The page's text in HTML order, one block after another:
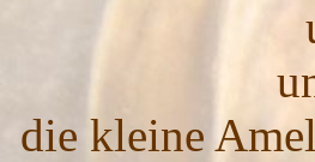
die kleine